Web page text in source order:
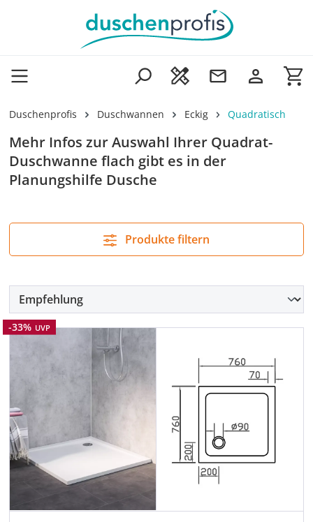
Zum Hauptinhalt springen
Duschenprofis Duschwannen Eckig Quadratisch
Mehr Infos zur Auswahl Ihrer Quadrat-
Duschwanne flach gibt es in der
Planungshilfe Dusche
Produkte filtern
Rabatt
-33% UVP